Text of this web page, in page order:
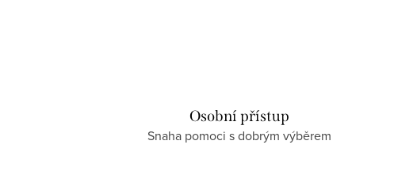
Osobní přístup
Snaha pomoci s dobrým výběrem